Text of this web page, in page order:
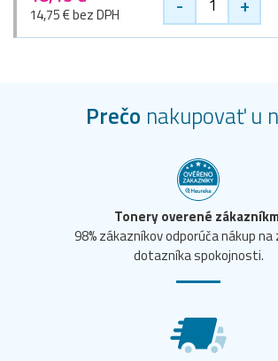
14,75 € bez DPH
Prečo nakupovať u
Tonery overené
98% zákazníkov odporúča nákup na
dotazníka spokojnosti.